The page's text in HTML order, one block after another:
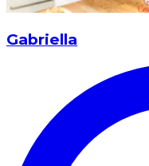
Gabriella